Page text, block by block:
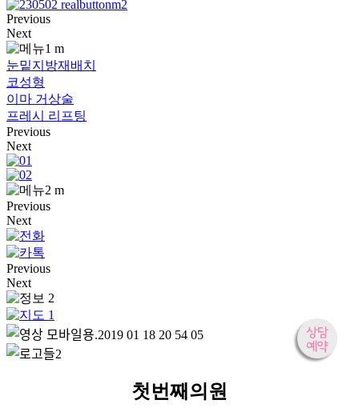
Previous
Next
눈밑지방재배치
코성형
이마 거상술
프레시 리프팅
Previous
Next
Previous
Next
Previous
Next
첫번째의원